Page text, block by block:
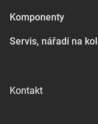
Komponenty
Servis, nářadí na
Kontakt